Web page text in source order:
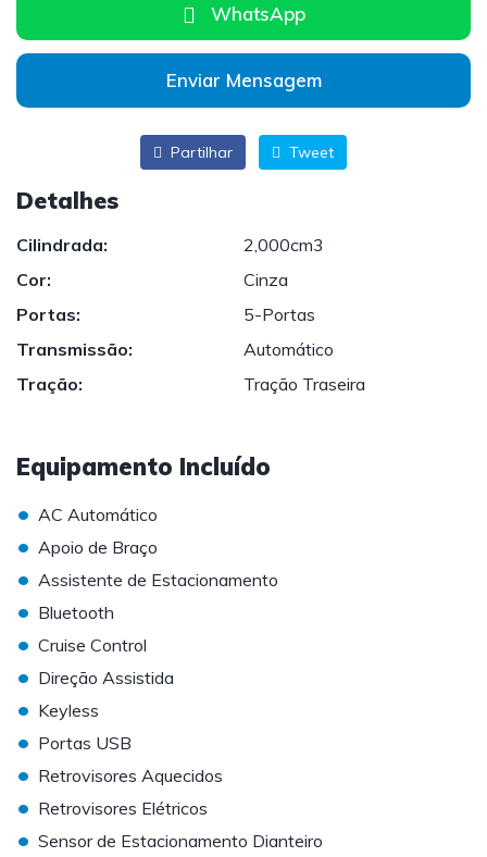
WhatsApp
Enviar Mensagem
Partilhar Tweet
Detalhes
Cilindrada:
2,000cm3
Cor:
Cinza
Portas:
5-Portas
Transmissão:
Automático
Tração:
Tração Traseira
Equipamento Incluído
• AC Automático
• Apoio de Braço
• Assistente de Estacionamento
• Bluetooth
• Cruise Control
• Direção Assistida
• Keyless
• Portas USB
• Retrovisores Aquecidos
• Retrovisores Elétricos
• Sensor de Estacionamento Dianteiro